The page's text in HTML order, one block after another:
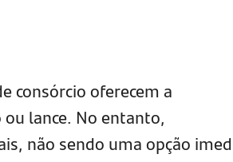
consórcio oferecem a
lance. No entanto,
não sendo uma opção